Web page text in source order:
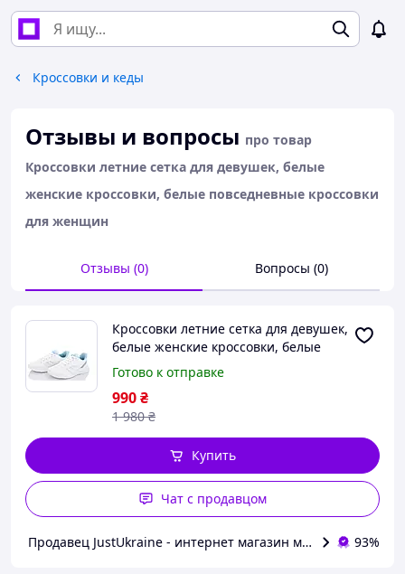
Кроссовки и кеды
Отзывы и вопросы про товар
Кроссовки летние сетка для девушек, белые
женские кроссовки, белые повседневные кроссовки
для женщин
Отзывы (0) Вопросы (0)
Кроссовки летние сетка для девушек,
белые женские кроссовки, белые
повседневные кроссовки для
женщин
Готово к отправке
990₴
1 980 ₴
Купить
Чат с продавцом
Продавец JustUkraine - интернет магазин мужской и93%